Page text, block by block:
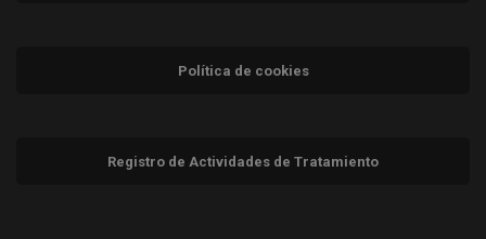
Política de cookies
Registro de Actividades de Tratamiento